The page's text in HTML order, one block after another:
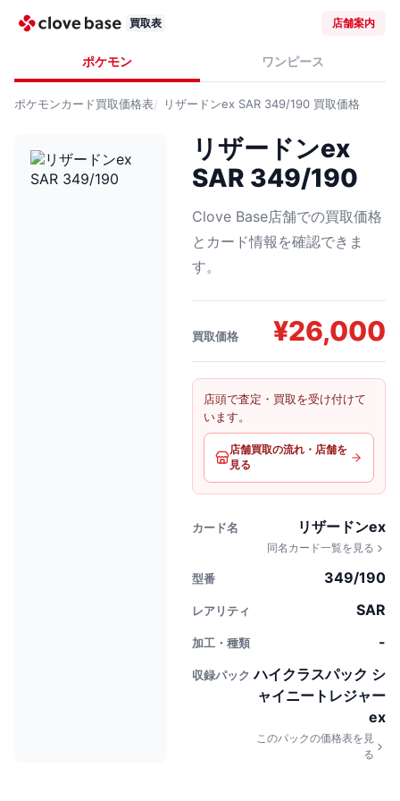
買取表 店舗案内
ポケモン ワンピース
ポケモンカード買取価格表 リザードンex SAR 349/190 買取価格
リザードンex
SAR 349/190
Clove Base店舗での買取価格
とカード情報を確認できま
す。
買取価格 ¥26,000
店頭で査定・買取を受け付けて
います。
店舗買取の流れ・店舗を
見る
カード名 リザードンex
同名カード一覧を見る
型番 349/190
レアリティ SAR
加工・種類 -
収録パック ハイクラスパック シ
ャイニートレジャー
ex
このパックの価格表を見
る